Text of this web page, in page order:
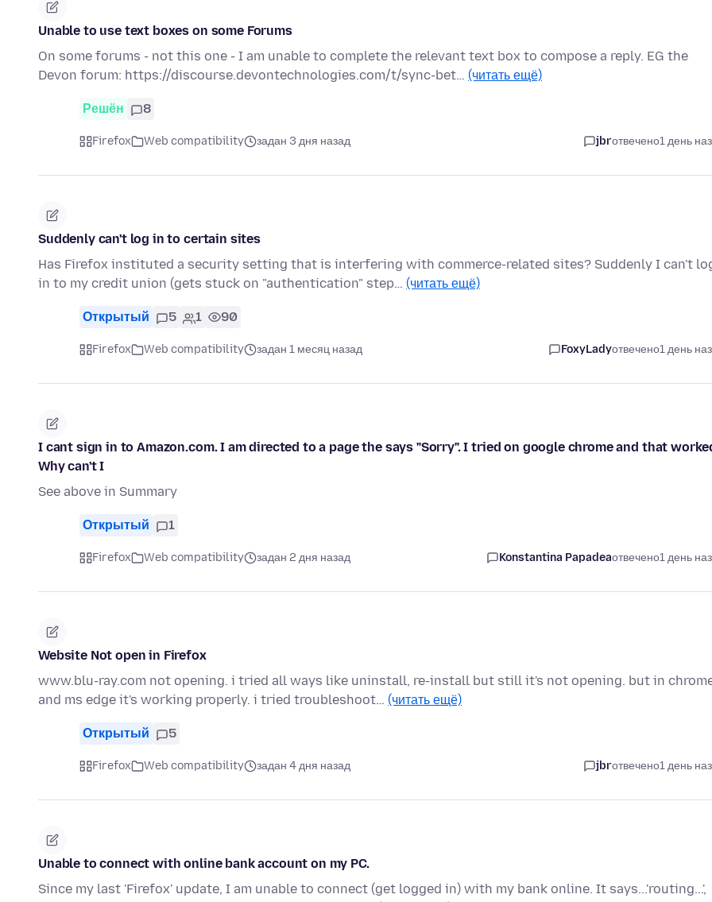
Unable to use text boxes on some Forums
On some forums - not this one - I am unable to complete the relevant text box to compose a reply. EG the
Devon forum: https://discourse.devontechnologies.com/t/sync-bet… (читать ещё)
Решён 8
Firefox Web compatibility задан 3 дня назад jbrотвечено1 день
Suddenly can't log in to certain sites
Has Firefox instituted a security setting that is interfering with commerce-related sites? Suddenly I can't
in to my credit union (gets stuck on "authentication" step… (читать ещё)
Открытый 5 1 90
Firefox Web compatibility задан 1 месяц назад FoxyLadyотвечено1 день
I cant sign in to Amazon.com. I am directed to a page the says "Sorry". I tried on google chrome and that
Why can't I
See above in Summary
Открытый 1
Firefox Web compatibility задан 2 дня назад Konstantina Papadeaотвечено1 день
Website Not open in Firefox
www.blu-ray.com not opening. i tried all ways like uninstall, re-install but still it's not opening. but in
and ms edge it's working properly. i tried troubleshoot… (читать ещё)
Открытый 5
Firefox Web compatibility задан 4 дня назад jbrотвечено1 день
Unable to connect with online bank account on my PC.
Since my last 'Firefox' update, I am unable to connect (get logged in) with my bank online. It says...'routing...',